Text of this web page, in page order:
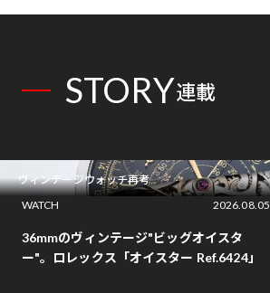
STORY連載
ヴィンテージウォッチ再考
WATCH
2026.08.05
36mmのヴィンテージ"ビッグオイスタ
ー"。ロレックス「オイスター Ref.6424」